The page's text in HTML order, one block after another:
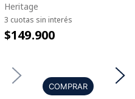
Heritage
3 cuotas sin interés
$149.900
COMPRAR